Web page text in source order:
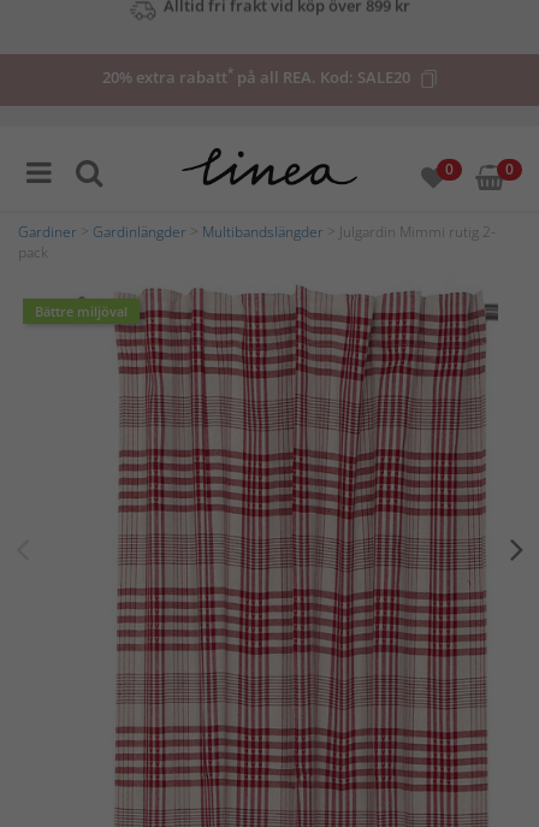
20% extra rabatt*på all REA. Kod: SALE20
0 0
Gardiner Gardinlängder Multibandslängder > Julgardin Mimmi rutig 2-
pack
Bättre miljöval